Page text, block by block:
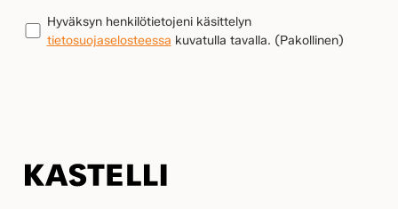
KAUPPIAASI
TIETOSUOJA(Pakollinen)
Hyväksyn henkilötietojeni käsittelyn
tietosuojaselosteessa kuvatulla tavalla. (Pakollinen)